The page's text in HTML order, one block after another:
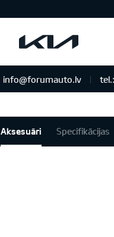
info@forumauto.lv
Aksesuāri Specifikācijas